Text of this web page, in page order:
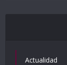
Actualidad